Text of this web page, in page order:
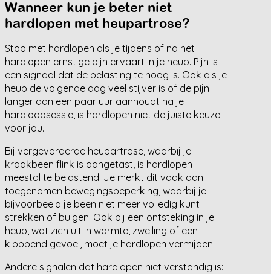
Wanneer kun je beter niet
hardlopen met heupartrose?
Stop met hardlopen als je tijdens of na het
hardlopen ernstige pijn ervaart in je heup. Pijn is
een signaal dat de belasting te hoog is. Ook als je
heup de volgende dag veel stijver is of de pijn
langer dan een paar uur aanhoudt na je
hardloopsessie, is hardlopen niet de juiste keuze
voor jou.
Bij vergevorderde heupartrose, waarbij je
kraakbeen flink is aangetast, is hardlopen
meestal te belastend. Je merkt dit vaak aan
toegenomen bewegingsbeperking, waarbij je
bijvoorbeeld je been niet meer volledig kunt
strekken of buigen. Ook bij een ontsteking in je
heup, wat zich uit in warmte, zwelling of een
kloppend gevoel, moet je hardlopen vermijden.
Andere signalen dat hardlopen niet verstandig is: